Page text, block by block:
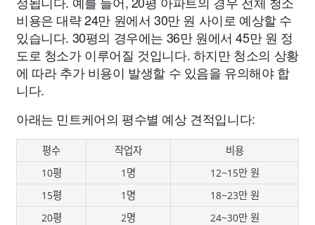
비용은 대략 24만 원에서 30만 원 사이로 예상할 수
있습니다. 30평의 경우에는 36만 원에서 45만 원 정
도로 청소가 이루어질 것입니다. 하지만 청소의 상황
에 따라 추가 비용이 발생할 수 있음을 유의해야 합
니다.
아래는 민트케어의 평수별 예상 견적입니다:
평수 작업자
비용
10평
1명
12~15만 원
15평
1명
18~23만 원
20평
2명
24~30만 원